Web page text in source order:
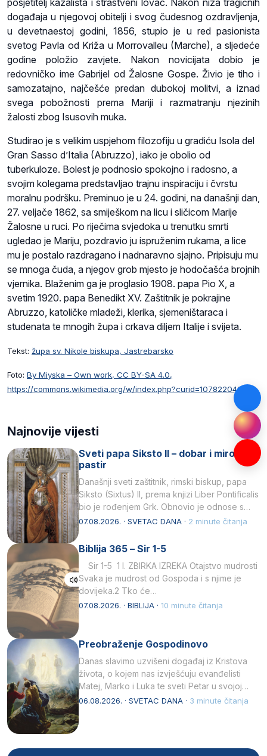
posjetitelj kazališta i strastveni lovac. Nakon niza tragičnih
događaja u njegovoj obitelji i svog čudesnog ozdravljenja,
u devetnaestoj godini, 1856, stupio je u red pasionista
svetog Pavla od Križa u Morrovalleu (Marche), a sljedeće
godine položio zavjete. Nakon novicijata dobio je
redovničko ime Gabrijel od Žalosne Gospe. Živio je tiho i
samozatajno, najčešće predan dubokoj molitvi, a iznad
svega pobožnosti prema Mariji i razmatranju njezinih
žalosti zbog Isusovih muka.
Studirao je s velikim uspjehom filozofiju u gradiću Isola del
Gran Sasso d’Italia (Abruzzo), iako je obolio od
tuberkuloze. Bolest je podnosio spokojno i radosno, a
svojim kolegama predstavljao trajnu inspiraciju i čvrstu
moralnu podršku. Preminuo je u 24. godini, na današnji dan,
27. veljače 1862, sa smiješkom na licu i sličicom Marije
Žalosne u ruci. Po riječima svjedoka u trenutku smrti
ugledao je Mariju, pozdravio ju ispruženim rukama, a lice
mu je postalo razdragano i nadnaravno sjajno. Pripisuju mu
se mnoga čuda, a njegov grob mjesto je hodočašća brojnih
vjernika. Blaženim ga je proglasio 1908. papa Pio X, a
svetim 1920. papa Benedikt XV. Zaštitnik je pokrajine
Abruzzo, katoličke mladeži, klerika, sjemeništaraca i
studenata te mnogih župa i crkava diljem Italije i svijeta.
Tekst: župa sv. Nikole biskupa, Jastrebarsko
Foto: By Miyska – Own work, CC BY-SA 4.0,
https://commons.wikimedia.org/w/index.php?curid=107822046
Najnovije vijesti
Sveti papa Siksto II – dobar i miroljubiv
pastir
Današnji sveti zaštitnik, rimski biskup, papa
Siksto (Sixtus) II, prema knjizi Liber Pontificalis
bio je rođenjem Grk. Obnovio je odnose s
afričkim…
07.08.2026. · SVETAC DANA · 2 minute čitanja
Biblija 365 – Sir 1-5
Sir 1-5 1 I. ZBIRKA IZREKA Otajstvo mudrosti
Svaka je mudrost od Gospoda i s njime je
dovijeka.2 Tko će…
07.08.2026. · BIBLIJA · 10 minute čitanja
Preobraženje Gospodinovo
Danas slavimo uzvišeni događaj iz Kristova
života, o kojem nas izvješćuju evanđelisti
Matej, Marko i Luka te sveti Petar u svojoj
drugoj…
06.08.2026. · SVETAC DANA · 3 minute čitanja